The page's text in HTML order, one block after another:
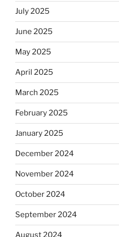
July 2025
June 2025
May 2025
April 2025
March 2025
February 2025
January 2025
December 2024
November 2024
October 2024
September 2024
August 2024